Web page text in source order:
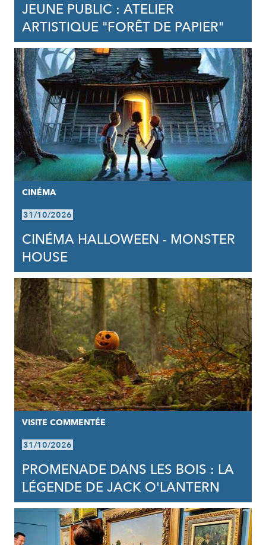
JEUNE PUBLIC : ATELIER
ARTISTIQUE "FORÊT DE PAPIER"
CINÉMA
31/10/2026
CINÉMA HALLOWEEN - MONSTER
HOUSE
VISITE COMMENTÉE
31/10/2026
PROMENADE DANS LES BOIS : LA
LÉGENDE DE JACK O'LANTERN